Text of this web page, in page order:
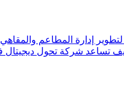
لتطوير إدارة المطاعم
تساعد شركة تحول ديجيتال